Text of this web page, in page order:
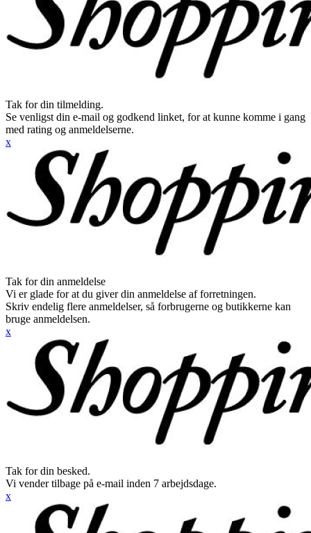
Tak for din tilmelding.
Se venligst din e-mail og godkend linket, for at kunne komme i gang
med rating og anmeldelserne.
x
Tak for din anmeldelse
Vi er glade for at du giver din anmeldelse af forretningen.
Skriv endelig flere anmeldelser, så forbrugerne og butikkerne kan
bruge anmeldelsen.
x
Tak for din besked.
Vi vender tilbage på e-mail inden 7 arbejdsdage.
x